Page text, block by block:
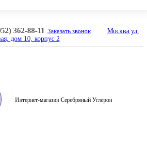
362-88-11 Заказать звонок
Москва ул.
дом 10, корпус 2
Интернет-магазин Серебряный Углерон